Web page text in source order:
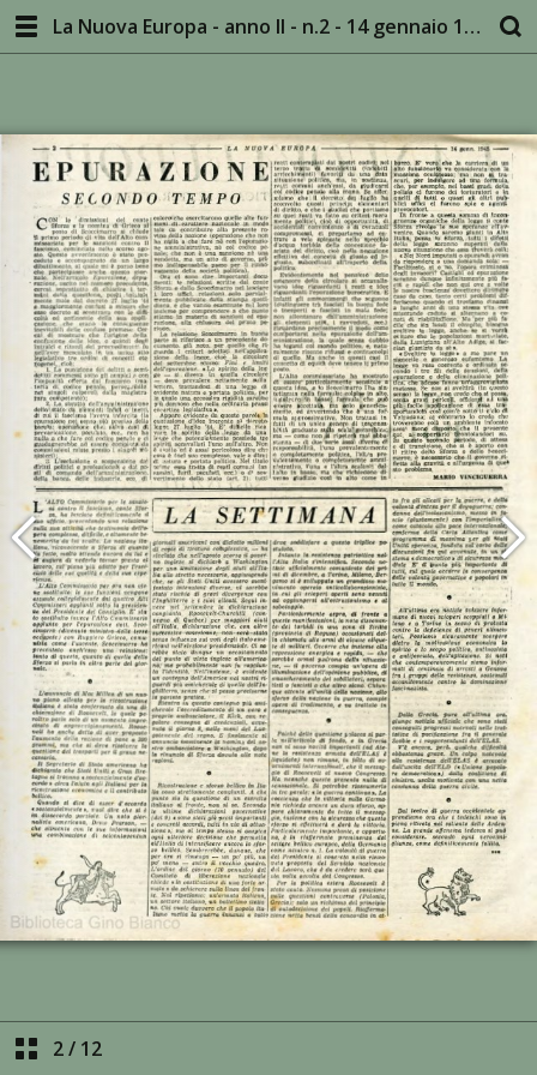
La Nuova Europa - anno II - n.2 - 14 gennaio 1945
2/ 12